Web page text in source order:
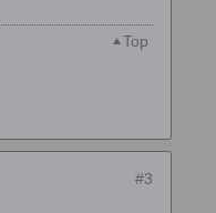
Top
#3